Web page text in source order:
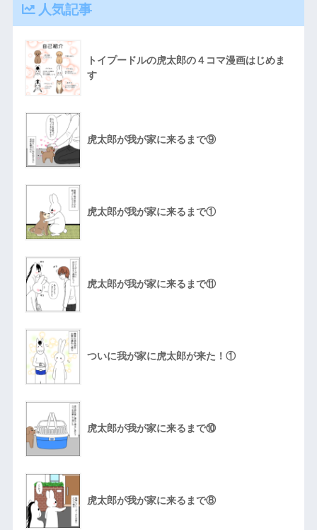
人気記事
トイプードルの虎太郎の４コマ漫画はじめま
す
虎太郎が我が家に来るまで⑨
虎太郎が我が家に来るまで①
虎太郎が我が家に来るまで⑪
ついに我が家に虎太郎が来た！①
虎太郎が我が家に来るまで⑩
虎太郎が我が家に来るまで⑧